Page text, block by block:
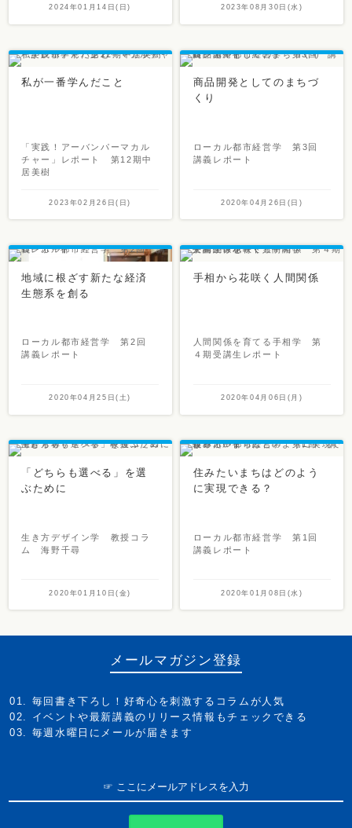
2024年01月14日(日) 2023年08月30日(水)
私が一番学んだこと
「実践！アーバンパーマカル
チャー」レポート 第12期中
居美樹
2023年02月26日(日)
商品開発としてのまちづ
くり
ローカル都市経営学 第3回
講義レポート
2020年04月26日(日)
地域に根ざす新たな経済
生態系を創る
ローカル都市経営学 第2回
講義レポート
2020年04月25日(土)
手相から花咲く人間関係
人間関係を育てる手相学 第
４期受講生レポート
2020年04月06日(月)
「どちらも選べる」を選
ぶために
生き方デザイン学 教授コラ
ム 海野千尋
2020年01月10日(金)
住みたいまちはどのよう
に実現できる？
ローカル都市経営学 第1回
講義レポート
2020年01月08日(水)
メールマガジン登録
毎回書き下ろし！好奇心を刺激するコラムが人気
イベントや最新講義のリリース情報もチェックできる
毎週水曜日にメールが届きます